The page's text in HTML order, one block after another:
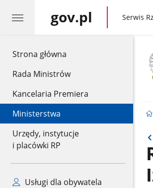
Strona główna
Rada Ministrów
Kancelaria Premiera
Ministerstwa
Urzędy, instytucje
i placówki RP
Usługi dla obywatela
gov.pl gov.pl
Serwis